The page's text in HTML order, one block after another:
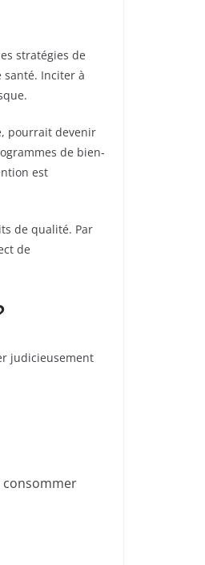
stratégies de
Inciter à
pourrait devenir
de bien-
est
de qualité. Par
de
judicieusement
consommer